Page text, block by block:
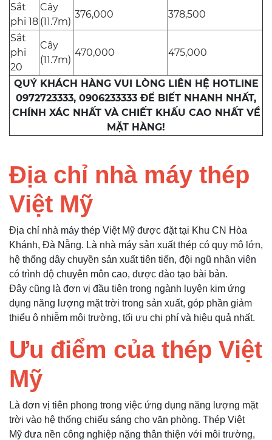
Sắt
phi 18
Cây
(11.7m)
376,000 378,500
Sắt
phi
20
Cây
(11.7m)
470,000 475,000
QUÝ KHÁCH HÀNG VUI LÒNG LIÊN HỆ HOTLINE
0972723333, 0906233333 ĐỂ BIẾT NHANH NHẤT,
CHÍNH XÁC NHẤT VÀ CHIẾT KHẤU CAO NHẤT VỀ
MẶT HÀNG!
Địa chỉ nhà máy thép
Việt Mỹ
Địa chỉ nhà máy thép Việt Mỹ được đặt tại Khu CN Hòa
Khánh, Đà Nẵng. Là nhà máy sản xuất thép có quy mô lớn,
hệ thống dây chuyền sản xuất tiên tiến, đội ngũ nhân viên
có trình độ chuyên môn cao, được đào tạo bài bản.
Đây cũng là đơn vị đầu tiên trong ngành luyện kim ứng
dụng năng lượng mặt trời trong sản xuất, góp phần giảm
thiểu ô nhiễm môi trường, tối ưu chi phí và hiệu quả nhất.
Ưu điểm của thép Việt
Mỹ
Là đơn vị tiên phong trong việc ứng dụng năng lượng mặt
trời vào hệ thống chiếu sáng cho văn phòng. Thép Việt
Mỹ đưa nền công nghiệp nặng thân thiện với môi trường,